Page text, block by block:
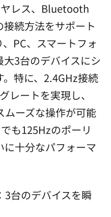
レス、Bluetooth
続方法をサポート
PC、スマートフォ
3台のデバイスにシ
特に、2.4GHz接続
レートを実現し、
ムーズな操作が可能
も125Hzのポーリ
に十分なパフォーマ
3台のデバイスを瞬